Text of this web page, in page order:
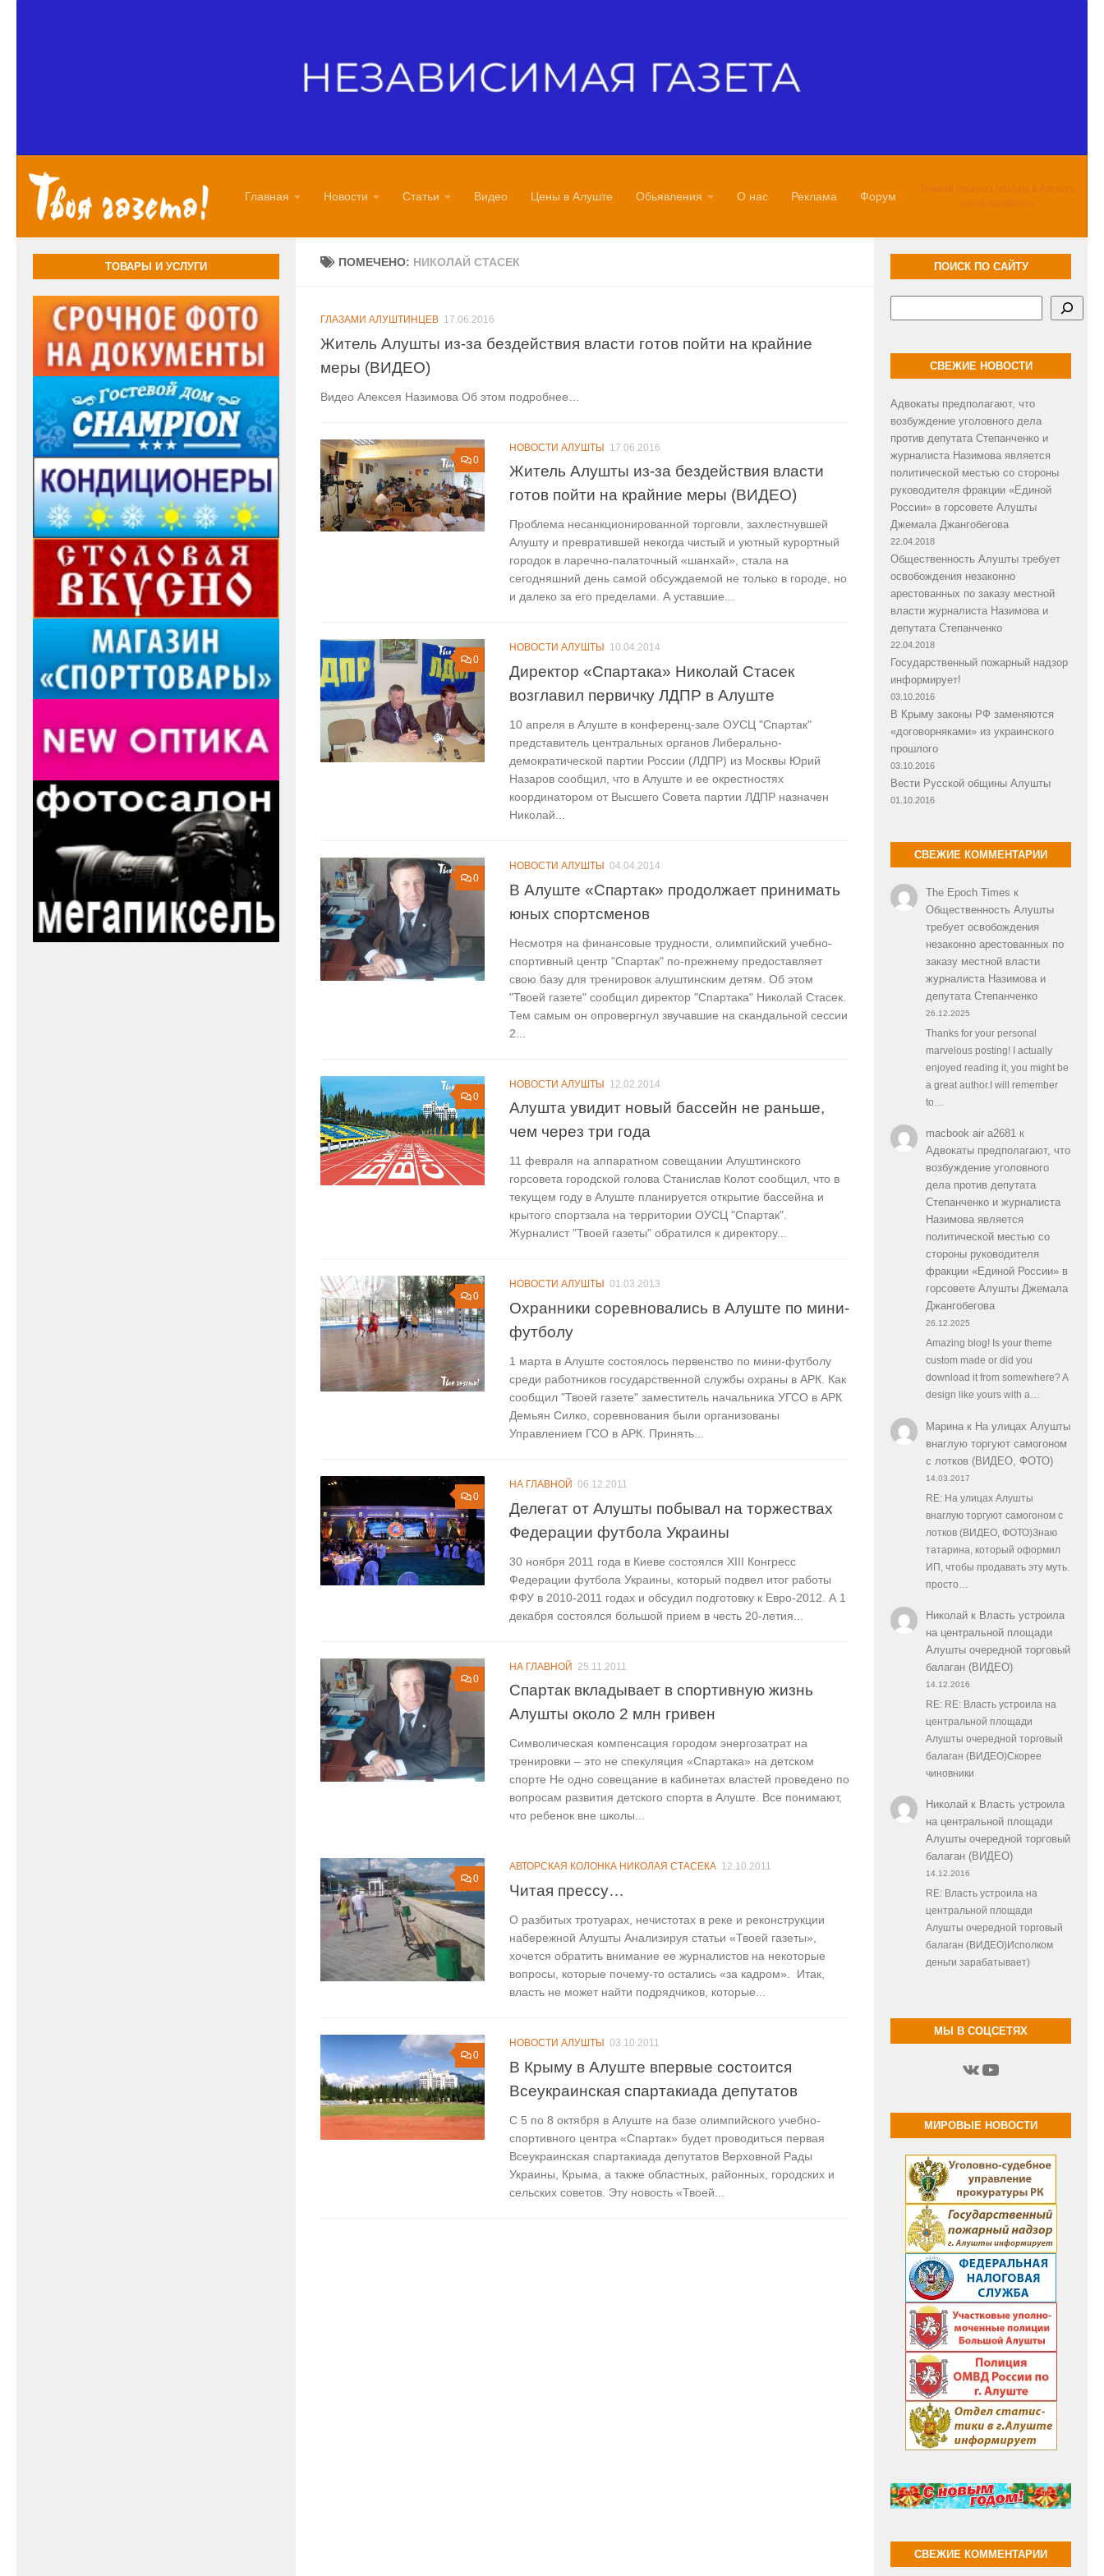
Главная Новости Статьи Видео Цены в Алуште Обьявления О нас Реклама Форум
Точный прогноз погоды в Алуште
world-weather.ru
ПОМЕЧЕНО: НИКОЛАЙ СТАСЕК
ГЛАЗАМИ АЛУШТИНЦЕВ 17.06.2016
Житель Алушты из-за бездействия власти готов пойти на крайние
меры (ВИДЕО)
Видео Алексея Назимова Об этом подробнее…
0
НОВОСТИ АЛУШТЫ 17.06.2016
Житель Алушты из-за бездействия власти
готов пойти на крайние меры (ВИДЕО)
Проблема несанкционированной торговли, захлестнувшей
Алушту и превратившей некогда чистый и уютный курортный
городок в ларечно-палаточный «шанхай», стала на
сегодняшний день самой обсуждаемой не только в городе, но
и далеко за его пределами. А уставшие...
0
НОВОСТИ АЛУШТЫ 10.04.2014
Директор «Спартака» Николай Стасек
возглавил первичку ЛДПР в Алуште
10 апреля в Алуште в конференц-зале ОУСЦ "Спартак"
представитель центральных органов Либерально-
демократической партии России (ЛДПР) из Москвы Юрий
Назаров сообщил, что в Алуште и ее окрестностях
координатором от Высшего Совета партии ЛДПР назначен
Николай...
0
НОВОСТИ АЛУШТЫ 04.04.2014
В Алуште «Спартак» продолжает принимать
юных спортсменов
Несмотря на финансовые трудности, олимпийский учебно-
спортивный центр "Спартак" по-прежнему предоставляет
свою базу для тренировок алуштинским детям. Об этом
"Твоей газете" сообщил директор "Спартака" Николай Стасек.
Тем самым он опровергнул звучавшие на скандальной сессии
2...
0
НОВОСТИ АЛУШТЫ 12.02.2014
Алушта увидит новый бассейн не раньше,
чем через три года
11 февраля на аппаратном совещании Алуштинского
горсовета городской голова Станислав Колот сообщил, что в
текущем году в Алуште планируется открытие бассейна и
крытого спортзала на территории ОУСЦ "Спартак".
Журналист "Твоей газеты" обратился к директору...
0
НОВОСТИ АЛУШТЫ 01.03.2013
Охранники соревновались в Алуште по мини-
футболу
1 марта в Алуште состоялось первенство по мини-футболу
среди работников государственной службы охраны в АРК. Как
сообщил "Твоей газете" заместитель начальника УГСО в АРК
Демьян Силко, соревнования были организованы
Управлением ГСО в АРК. Принять...
0
НА ГЛАВНОЙ 06.12.2011
Делегат от Алушты побывал на торжествах
Федерации футбола Украины
30 ноября 2011 года в Киеве состоялся XIII Конгресс
Федерации футбола Украины, который подвел итог работы
ФФУ в 2010-2011 годах и обсудил подготовку к Евро-2012. А 1
декабря состоялся большой прием в честь 20-летия...
0
НА ГЛАВНОЙ 25.11.2011
Спартак вкладывает в спортивную жизнь
Алушты около 2 млн гривен
Символическая компенсация городом энергозатрат на
тренировки – это не спекуляция «Спартака» на детском
спорте Не одно совещание в кабинетах властей проведено по
вопросам развития детского спорта в Алуште. Все понимают,
что ребенок вне школы...
0
АВТОРСКАЯ КОЛОНКА НИКОЛАЯ СТАСЕКА 12.10.2011
Читая прессу…
О разбитых тротуарах, нечистотах в реке и реконструкции
набережной Алушты Анализируя статьи «Твоей газеты»,
хочется обратить внимание ее журналистов на некоторые
вопросы, которые почему-то остались «за кадром». Итак,
власть не может найти подрядчиков, которые...
0
НОВОСТИ АЛУШТЫ 03.10.2011
В Крыму в Алуште впервые состоится
Всеукраинская спартакиада депутатов
С 5 по 8 октября в Алуште на базе олимпийского учебно-
спортивного центра «Спартак» будет проводиться первая
Всеукраинская спартакиада депутатов Верховной Рады
Украины, Крыма, а также областных, районных, городских и
сельских советов. Эту новость «Твоей...
ТОВАРЫ И УСЛУГИ ПОИСК ПО САЙТУ
СВЕЖИЕ НОВОСТИ
Адвокаты предполагают, что
возбуждение уголовного дела
против депутата Степанченко и
журналиста Назимова является
политической местью со стороны
руководителя фракции «Единой
России» в горсовете Алушты
Джемала Джангобегова
22.04.2018
Общественность Алушты требует
освобождения незаконно
арестованных по заказу местной
власти журналиста Назимова и
депутата Степанченко
22.04.2018
Государственный пожарный надзор
информирует!
03.10.2016
В Крыму законы РФ заменяются
«договорняками» из украинского
прошлого
03.10.2016
Вести Русской общины Алушты
01.10.2016
СВЕЖИЕ КОММЕНТАРИИ
The Epoch Times к
Общественность Алушты
требует освобождения
незаконно арестованных по
заказу местной власти
журналиста Назимова и
депутата Степанченко
26.12.2025
Thanks for your personal
marvelous posting! I actually
enjoyed reading it, you might be
a great author.I will remember
to…
macbook air a2681к
Адвокаты предполагают, что
возбуждение уголовного
дела против депутата
Степанченко и журналиста
Назимова является
политической местью со
стороны руководителя
фракции «Единой России» в
горсовете Алушты Джемала
Джангобегова
26.12.2025
Amazing blog! Is your theme
custom made or did you
download it from somewhere? A
design like yours with a…
Маринак На улицах Алушты
внаглую торгуют самогоном
с лотков (ВИДЕО, ФОТО)
14.03.2017
RE: На улицах Алушты
внаглую торгуют самогоном с
лотков (ВИДЕО, ФОТО)Знаю
татарина, который оформил
ИП, чтобы продавать эту муть.
просто…
Николайк Власть устроила
на центральной площади
Алушты очередной торговый
балаган (ВИДЕО)
14.12.2016
RE: RE: Власть устроила на
центральной площади
Алушты очередной торговый
балаган (ВИДЕО)Скорее
чиновники
Николайк Власть устроила
на центральной площади
Алушты очередной торговый
балаган (ВИДЕО)
14.12.2016
RE: Власть устроила на
центральной площади
Алушты очередной торговый
балаган (ВИДЕО)Исполком
деньги зарабатывает)
МЫ В СОЦСЕТЯХ
ВКонтакте
YouTube
МИРОВЫЕ НОВОСТИ
СВЕЖИЕ КОММЕНТАРИИ